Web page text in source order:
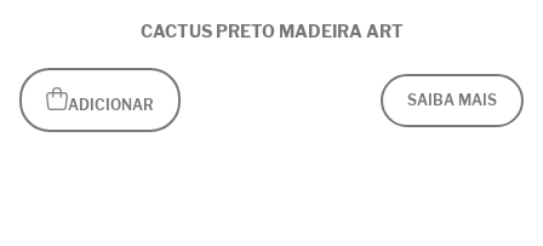
CACTUS PRETO MADEIRA ART
ADICIONAR SAIBA MAIS